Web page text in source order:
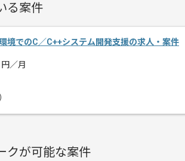
経験豊富なエンジニアと成長が出来る
る案件
境でのC／C++システム開発支援の求人・案件
円／月
クが可能な案件